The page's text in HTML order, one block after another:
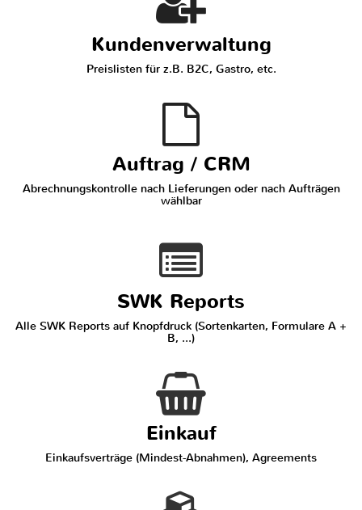
Kundenverwaltung
Preislisten für z.B. B2C, Gastro, etc.
Auftrag / CRM
Abrechnungskontrolle nach Lieferungen oder nach Aufträgen
wählbar
SWK Reports
Alle SWK Reports auf Knopfdruck (Sortenkarten, Formulare A +
B, ...)
Einkauf
Einkaufsverträge (Mindest-Abnahmen), Agreements